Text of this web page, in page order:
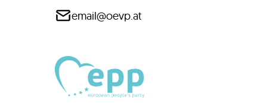
email@oevp.at